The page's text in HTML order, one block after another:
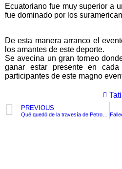
Ecuatoriano fue muy superior a
fue dominado por los
De esta manera arranco el
los amantes de este deporte.
Se avecina un gran torneo
ganar estar presente en
participantes de este magno
PREVIOUS